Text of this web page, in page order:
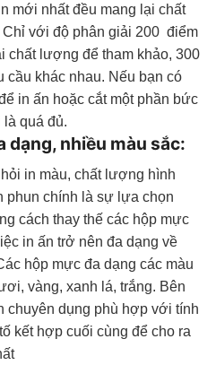
mới nhất đều mang lại chất
với độ phân giải 200 điểm
chất lượng để tham khảo, 300
cầu khác nhau. Nếu bạn có
in ấn hoặc cắt một phần bức
quá đủ.
dạng, nhiều màu sắc:
in màu, chất lượng hình
phun chính là sự lựa chọn
cách thay thế các hộp mực
in ấn trở nên đa dạng về
hộp mực đa dạng các màu
vàng, xanh lá, trắng. Bên
dụng phù hợp với tính
kết hợp cuối cùng để cho ra